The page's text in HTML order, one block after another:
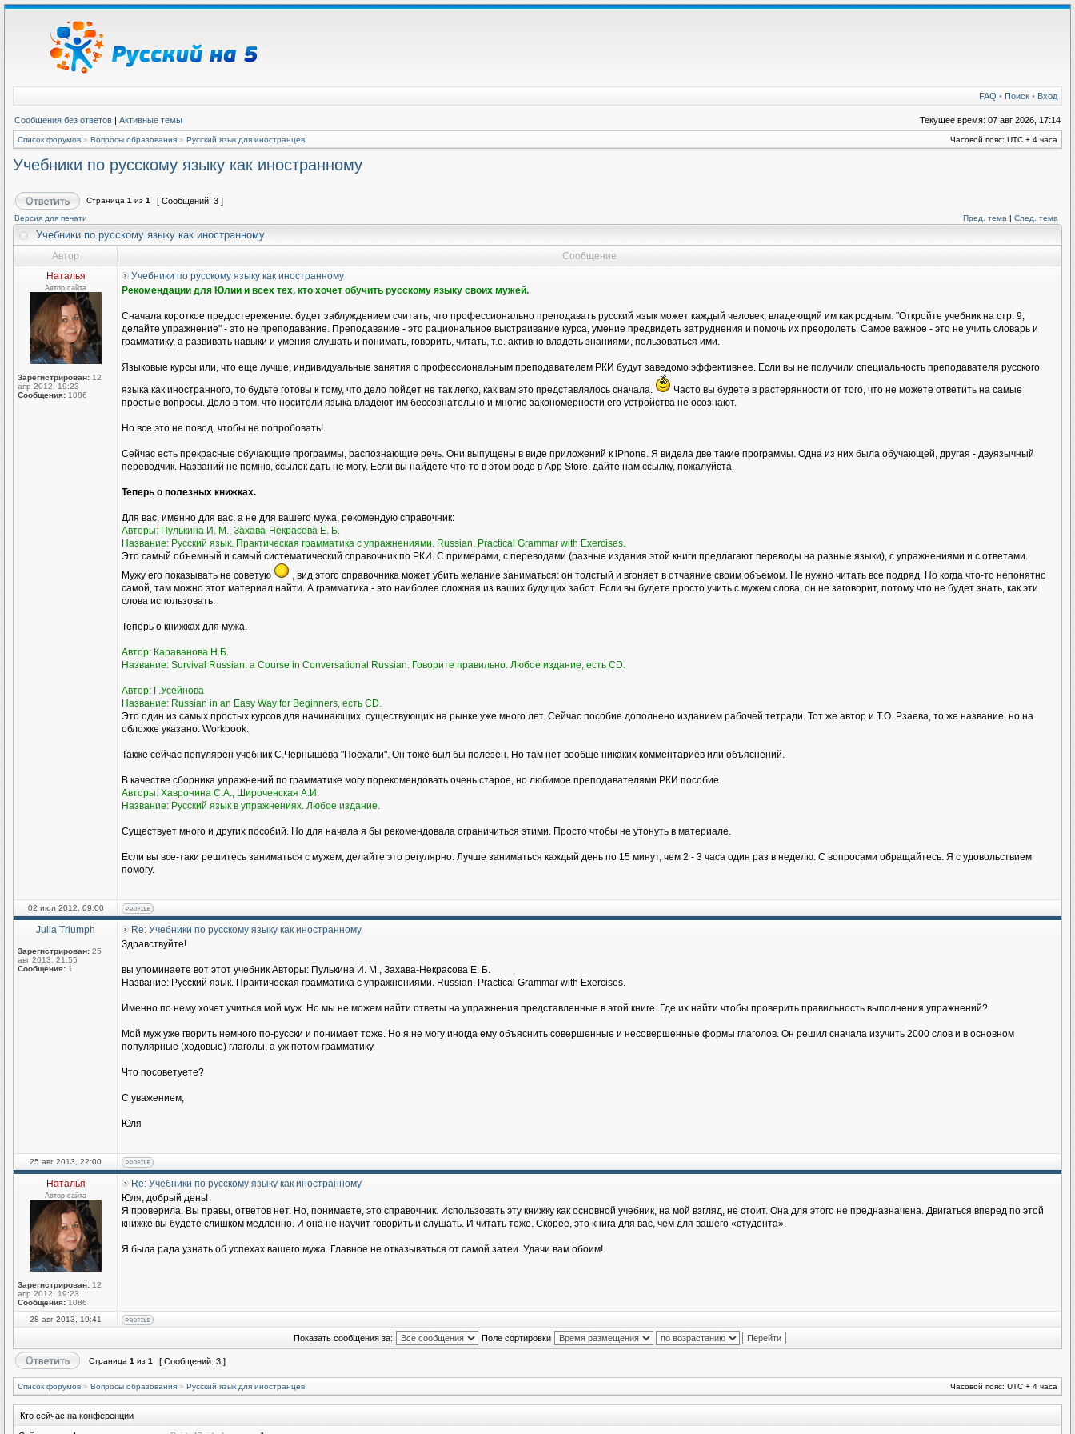
FAQ • Поиск • Вход
Сообщения без ответов | Активные темы Текущее время: 07 авг 2026, 17:14
Список форумов » Вопросы образования » Русский язык для иностранцев Часовой пояс: UTC + 4 часа
Учебники по русскому языку как иностранному
Страница 1 из 1 [ Сообщений: 3 ]
Версия для печати Пред. тема | След. тема
Учебники по русскому языку как иностранному
Автор
Сообщение
Наталья
Автор сайта
Зарегистрирован: 12
апр 2012, 19:23
Сообщения: 1086
Учебники по русскому языку как иностранному
Рекомендации для Юлии и всех тех, кто хочет обучить русскому языку своих мужей.
Сначала короткое предостережение: будет заблуждением считать, что профессионально преподавать русский язык может каждый человек, владеющий им как родным. "Откройте учебник на стр. 9,
делайте упражнение" - это не преподавание. Преподавание - это рациональное выстраивание курса, умение предвидеть затруднения и помочь их преодолеть. Самое важное - это не учить словарь и
грамматику, а развивать навыки и умения слушать и понимать, говорить, читать, т.е. активно владеть знаниями, пользоваться ими.
Языковые курсы или, что еще лучше, индивидуальные занятия с профессиональным преподавателем РКИ будут заведомо эффективнее. Если вы не получили специальность преподавателя русского
языка как иностранного, то будьте готовы к тому, что дело пойдет не так легко, как вам это представлялось сначала.
Часто вы будете в растерянности от того, что не можете ответить на самые
простые вопросы. Дело в том, что носители языка владеют им бессознательно и многие закономерности его устройства не осознают.
Но все это не повод, чтобы не попробовать!
Сейчас есть прекрасные обучающие программы, распознающие речь. Они выпущены в виде приложений к iPhone. Я видела две такие программы. Одна из них была обучающей, другая - двуязычный
переводчик. Названий не помню, ссылок дать не могу. Если вы найдете что-то в этом роде в Аpp Store, дайте нам ссылку, пожалуйста.
Теперь о полезных книжках.
Для вас, именно для вас, а не для вашего мужа, рекомендую справочник:
Авторы: Пулькина И. М., Захава-Некрасова Е. Б.
Название: Русский язык. Практическая грамматика с упражнениями. Russian. Practical Grammar with Exercises.
Это самый объемный и самый систематический справочник по РКИ. С примерами, с переводами (разные издания этой книги предлагают переводы на разные языки), с упражнениями и с ответами.
Мужу его показывать не советую
, вид этого справочника может убить желание заниматься: он толстый и вгоняет в отчаяние своим объемом. Не нужно читать все подряд. Но когда что-то непонятно
самой, там можно этот материал найти. А грамматика - это наиболее сложная из ваших будущих забот. Если вы будете просто учить с мужем слова, он не заговорит, потому что не будет знать, как эти
слова использовать.
Теперь о книжках для мужа.
Автор: Караванова Н.Б.
Название: Survival Russian: а Course in Conversational Russian. Говорите правильно. Любое издание, есть CD.
Автор: Г.Усейнова
Название: Russian in an Easy Way for Beginners, есть СD.
Это один из самых простых курсов для начинающих, существующих на рынке уже много лет. Сейчас пособие дополнено изданием рабочей тетради. Тот же автор и Т.О. Рзаева, то же название, но на
обложке указано: Workbook.
Также сейчас популярен учебник С.Чернышева "Поехали". Он тоже был бы полезен. Но там нет вообще никаких комментариев или объяснений.
В качестве сборника упражнений по грамматике могу порекомендовать очень старое, но любимое преподавателями РКИ пособие.
Авторы: Хавронина С.А., Широченская А.И.
Название: Русский язык в упражнениях. Любое издание.
Существует много и других пособий. Но для начала я бы рекомендовала ограничиться этими. Просто чтобы не утонуть в материале.
Если вы все-таки решитесь заниматься с мужем, делайте это регулярно. Лучше заниматься каждый день по 15 минут, чем 2 - 3 часа один раз в неделю. С вопросами обращайтесь. Я с удовольствием
помогу.
02 июл 2012, 09:00
Julia Triumph
Зарегистрирован: 25
авг 2013, 21:55
Сообщения: 1
Re: Учебники по русскому языку как иностранному
Здравствуйте!
вы упоминаете вот этот учебник Авторы: Пулькина И. М., Захава-Некрасова Е. Б.
Название: Русский язык. Практическая грамматика с упражнениями. Russian. Practical Grammar with Exercises.
Именно по нему хочет учиться мой муж. Но мы не можем найти ответы на упражнения представленные в этой книге. Где их найти чтобы проверить правильность выполнения упражнений?
Мой муж уже гворить немного по-русски и понимает тоже. Но я не могу иногда ему объяснить совершенные и несовершенные формы глаголов. Он решил сначала изучить 2000 слов и в основном
популярные (ходовые) глаголы, а уж потом грамматику.
Что посоветуете?
С уважением,
Юля
25 авг 2013, 22:00
Наталья
Автор сайта
Зарегистрирован: 12
апр 2012, 19:23
Сообщения: 1086
Re: Учебники по русскому языку как иностранному
Юля, добрый день!
Я проверила. Вы правы, ответов нет. Но, понимаете, это справочник. Использовать эту книжку как основной учебник, на мой взгляд, не стоит. Она для этого не предназначена. Двигаться вперед по этой
книжке вы будете слишком медленно. И она не научит говорить и слушать. И читать тоже. Скорее, это книга для вас, чем для вашего «студента».
Я была рада узнать об успехах вашего мужа. Главное не отказываться от самой затеи. Удачи вам обоим!
28 авг 2013, 19:41
Показать сообщения за: Поле сортировки
Страница 1 из 1 [ Сообщений: 3 ]
Список форумов » Вопросы образования » Русский язык для иностранцев Часовой пояс: UTC + 4 часа
Кто сейчас на конференции